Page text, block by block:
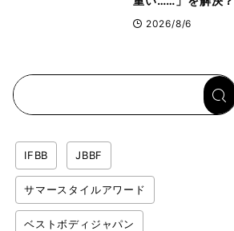
トップボディビルダ
2026/8/6
IFBB JBBF
サマースタイルアワード
ベストボディジャパン